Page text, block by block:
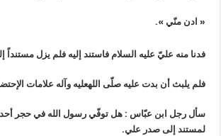
« ادن منّي ».
فدنا منه عليّ عليه السلام فاستند إليه فلم يزل مستنداً
فلم يلبث أن بدت عليه صلّى اللهعليه وآله علامات
سأل رجل ابن عبّاس : هل توفّي رسول الله في حجر
لمستند إلى صدر علي.